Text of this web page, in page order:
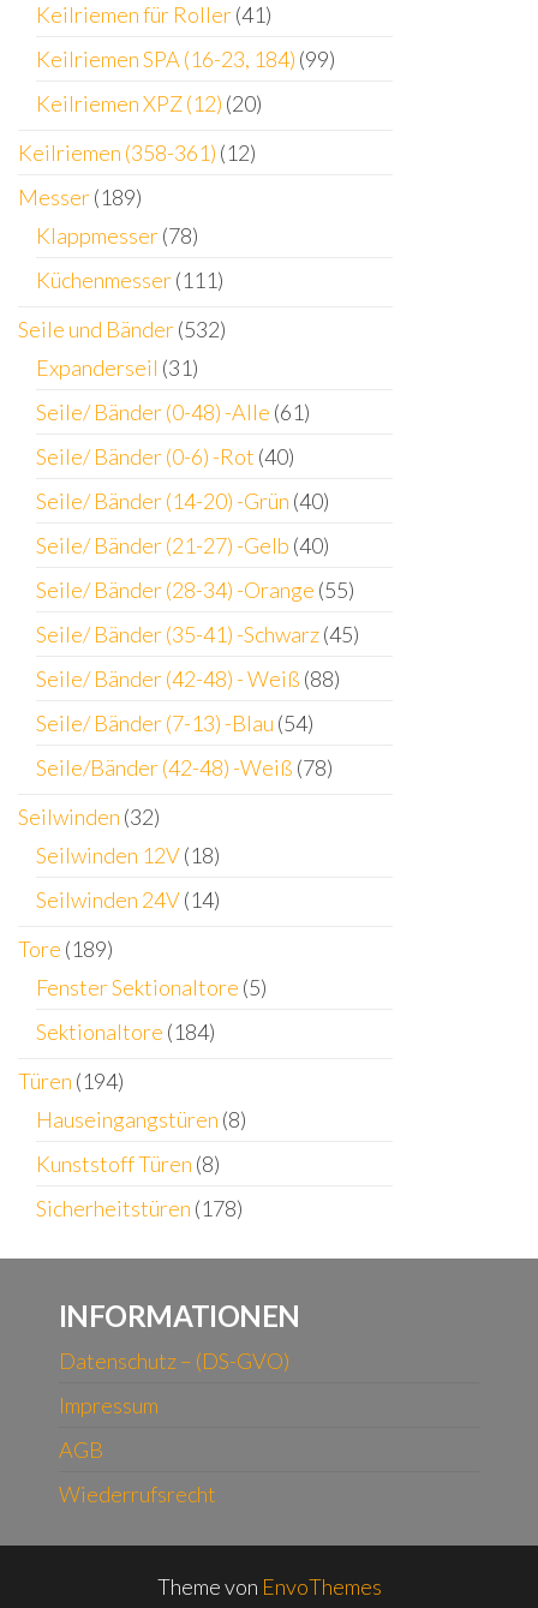
Keilriemen für Roller(41)
Keilriemen SPA (16-23, 184) (99)
Keilriemen XPZ (12) (20)
Keilriemen (358-361) (12)
Messer(189)
Klappmesser(78)
Küchenmesser(111)
Seile und Bänder(532)
Expanderseil (31)
Seile/ Bänder (0-48) -Alle (61)
Seile/ Bänder (0-6) -Rot (40)
Seile/ Bänder (14-20) -Grün (40)
Seile/ Bänder (21-27) -Gelb (40)
Seile/ Bänder (28-34) -Orange (55)
Seile/ Bänder (35-41) -Schwarz(45)
Seile/ Bänder (42-48) - Weiß (88)
Seile/ Bänder (7-13) -Blau (54)
Seile/Bänder (42-48) -Weiß (78)
Seilwinden (32)
Seilwinden 12V(18)
Seilwinden 24V(14)
Tore (189)
Fenster Sektionaltore (5)
Sektionaltore (184)
Türen (194)
Hauseingangstüren (8)
Kunststoff Türen (8)
Sicherheitstüren (178)
INFORMATIONEN
Datenschutz – (DS-GVO)
Impressum
AGB
Wiederrufsrecht
Theme von EnvoThemes